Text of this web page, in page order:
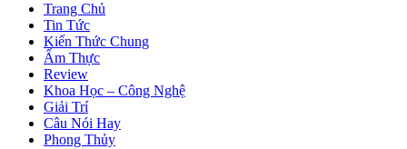
Trang Chủ
Tin Tức
Kiến Thức Chung
Ẩm Thực
Review
Khoa Học – Công Nghệ
Giải Trí
Câu Nói Hay
Phong Thủy